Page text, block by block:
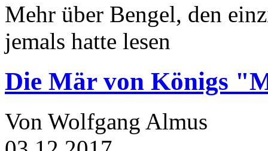
Mehr über Bengel, den
jemals hatte lesen
Die Mär von Königs
Von Wolfgang Almus